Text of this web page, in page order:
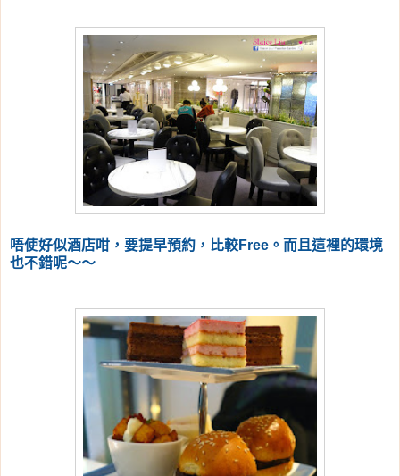
唔使好似酒店咁，要提早預約，比較Free。而且這裡的環境
也不錯呢～～